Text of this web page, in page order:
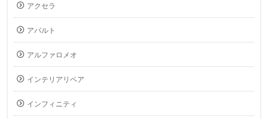
アクセラ
アバルト
アルファロメオ
インテリアリペア
インフィニティ